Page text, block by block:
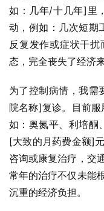
如：几年/十几年]里
动，例如：几次短期
反复发作或症状干
态，完全丧失了经济来
为了控制病情，我需
院名称]复诊。目前服
如：奥氮平、利培酮
[大致的月药费金额]
咨询或康复治疗，交
常年的治疗不仅未能
沉重的经济负担。